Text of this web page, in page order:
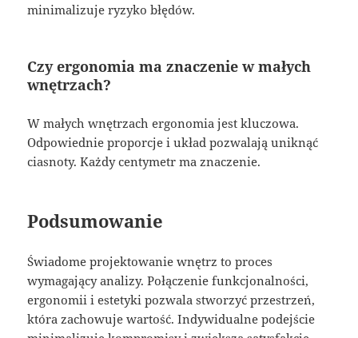
minimalizuje ryzyko błędów.
Czy ergonomia ma znaczenie w małych
wnętrzach?
W małych wnętrzach ergonomia jest kluczowa.
Odpowiednie proporcje i układ pozwalają uniknąć
ciasnoty. Każdy centymetr ma znaczenie.
Podsumowanie
Świadome projektowanie wnętrz to proces
wymagający analizy. Połączenie funkcjonalności,
ergonomii i estetyki pozwala stworzyć przestrzeń,
która zachowuje wartość. Indywidualne podejście